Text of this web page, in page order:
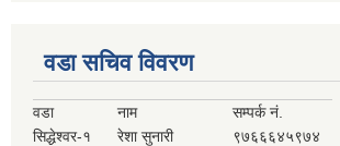
वडा सचिव विवरण
वडा नाम
सम्पर्क नं.
सिद्धेश्वर-१
रेशा सुनारी
९७६६६४५९७४